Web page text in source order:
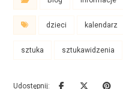
dzieci kalendarz
sztuka sztukawidzenia